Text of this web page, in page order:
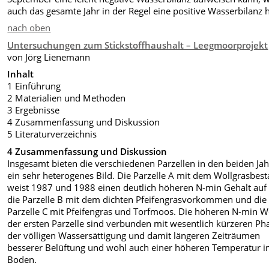
auch das gesamte Jahr in der Regel eine positive Wasserbilanz
nach oben
Untersuchungen zum Stickstoffhaushalt – Leegmoorprojekt
von Jörg Lienemann
Inhalt
1 Einführung
2 Materialien und Methoden
3 Ergebnisse
4 Zusammenfassung und Diskussion
5 Literaturverzeichnis
4 Zusammenfassung und Diskussion
Insgesamt bieten die verschiedenen Parzellen in den beiden
ein sehr heterogenes Bild. Die Parzelle A mit dem
weist 1987 und 1988 einen deutlich höheren N-min Gehalt auf
die Parzelle B mit dem dichten Pfeifengrasvorkommen und die
Parzelle C mit Pfeifengras und Torfmoos. Die höheren N-min
der ersten Parzelle sind verbunden mit wesentlich kürzeren
der völligen Wassersättigung und damit längeren Zeiträumen
besserer Belüftung und wohl auch einer höheren Temperatur
Boden.